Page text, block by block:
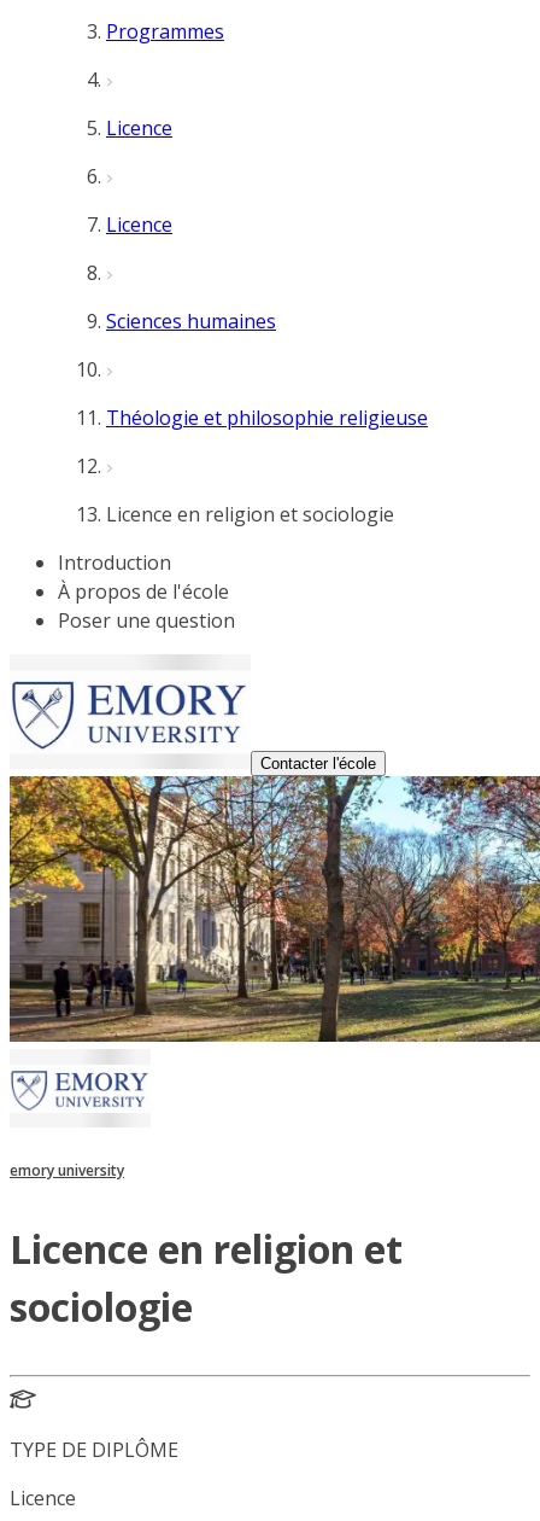
Programmes
Licence
Licence
Sciences humaines
Théologie et philosophie religieuse
Licence en religion et sociologie
Introduction
À propos de l'école
Poser une question
Contacter l'école
emory university
Licence en religion et
sociologie
TYPE DE DIPLÔME
Licence